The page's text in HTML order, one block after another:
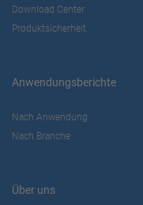
Download Center
Produktsicherheit
Anwendungsberichte
Nach Anwendung
Nach Branche
Über uns